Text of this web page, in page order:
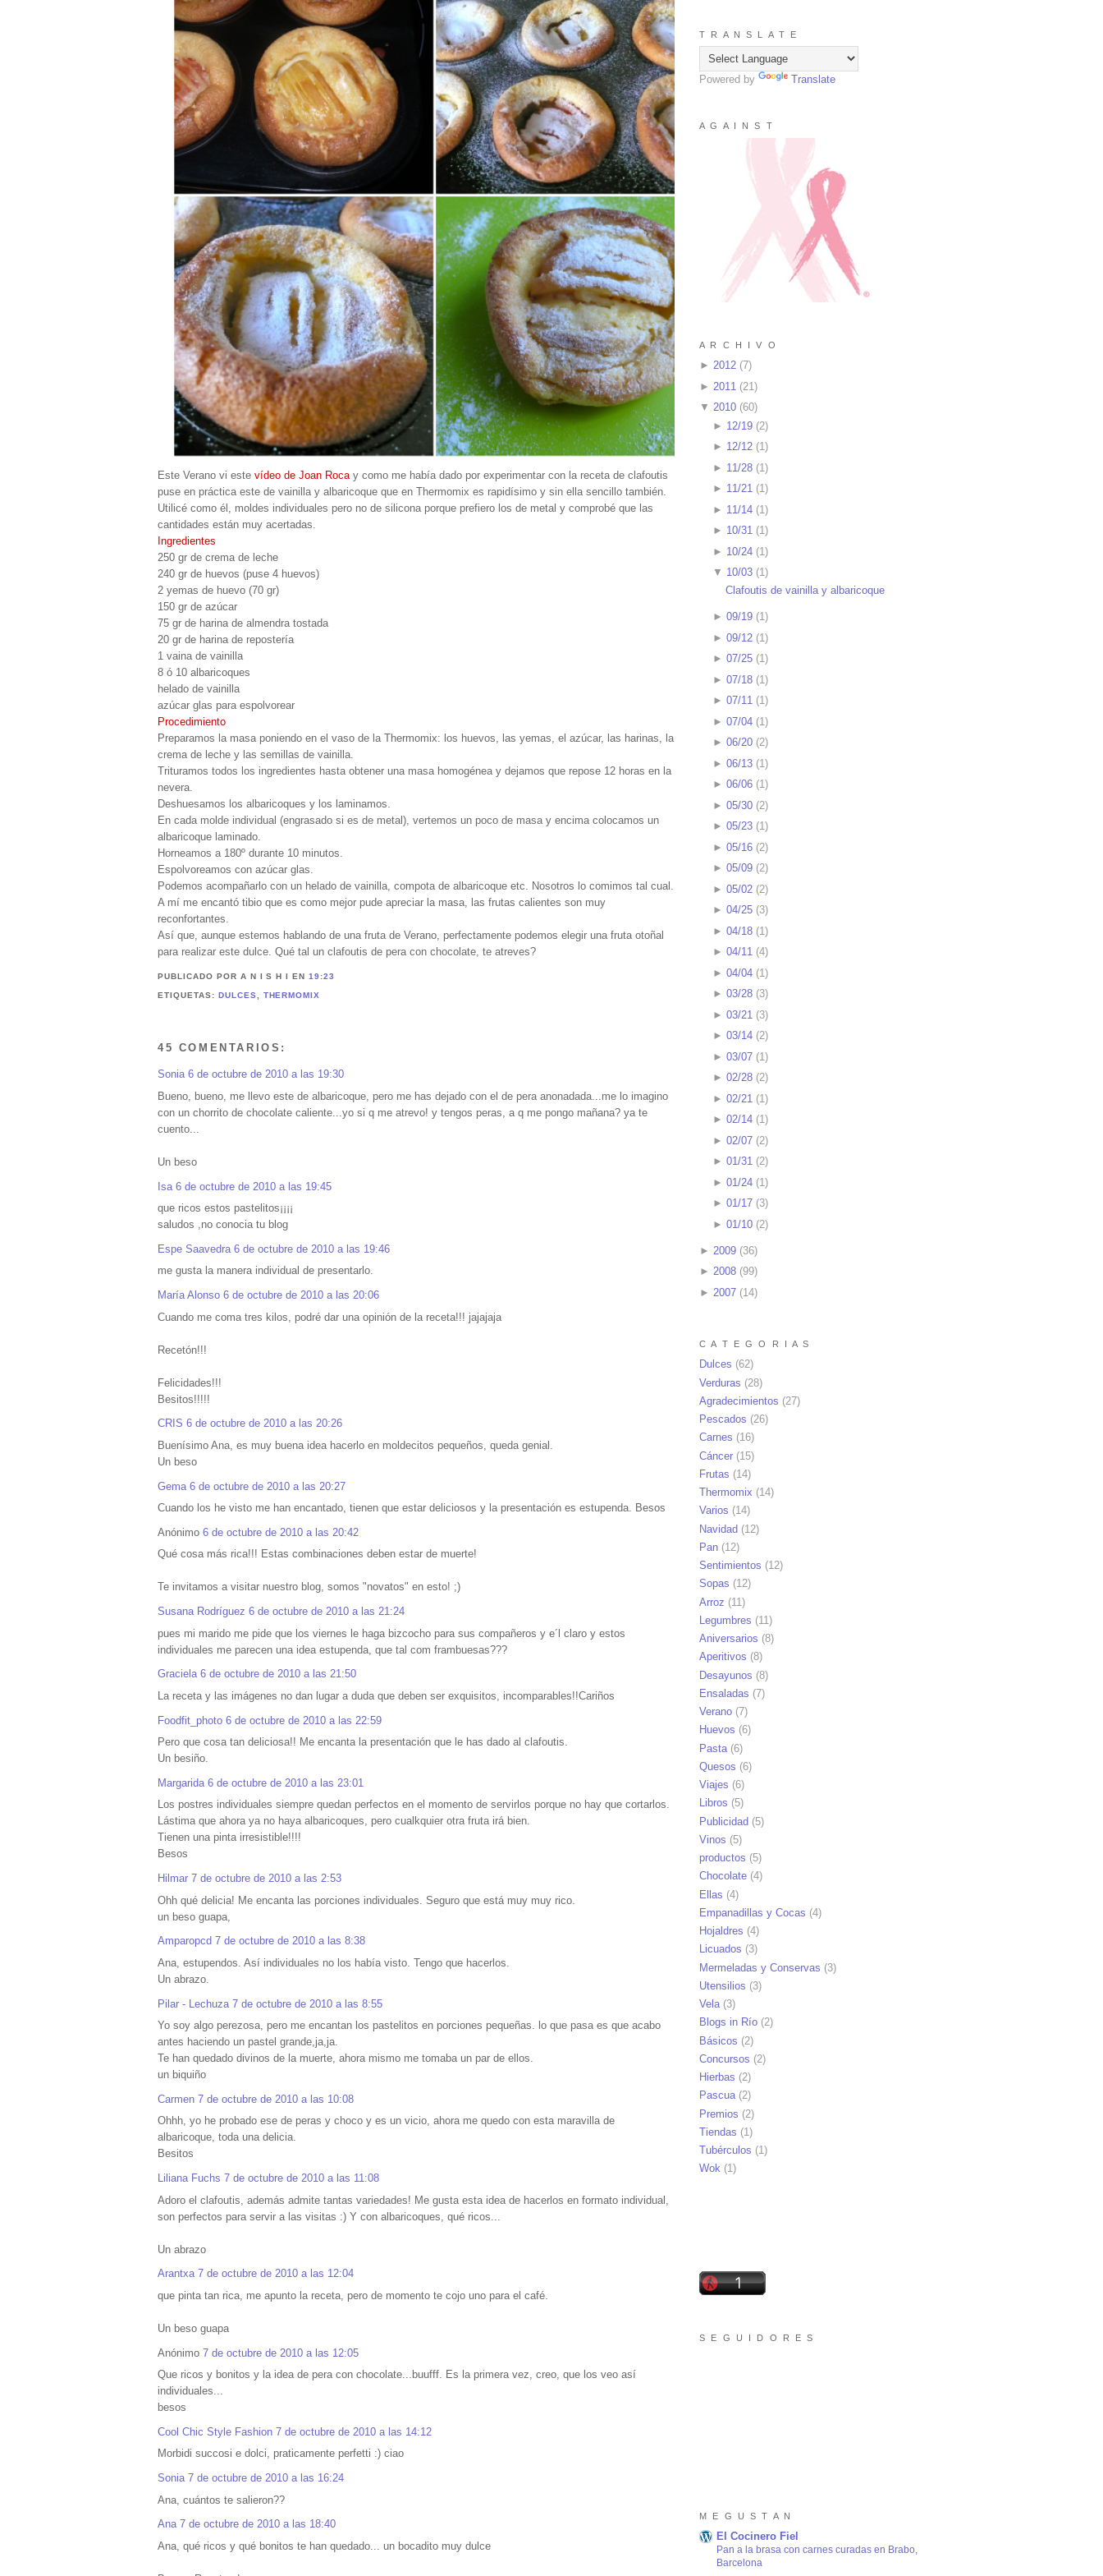
Este Verano vi este vídeo de Joan Roca y como me había dado por experimentar con la receta de clafoutis
puse en práctica este de vainilla y albaricoque que en Thermomix es rapidísimo y sin ella sencillo también.
Utilicé como él, moldes individuales pero no de silicona porque prefiero los de metal y comprobé que las
cantidades están muy acertadas.
Ingredientes
250 gr de crema de leche
240 gr de huevos (puse 4 huevos)
2 yemas de huevo (70 gr)
150 gr de azúcar
75 gr de harina de almendra tostada
20 gr de harina de repostería
1 vaina de vainilla
8 ó 10 albaricoques
helado de vainilla
azúcar glas para espolvorear
Procedimiento
Preparamos la masa poniendo en el vaso de la Thermomix: los huevos, las yemas, el azúcar, las harinas, la
crema de leche y las semillas de vainilla.
Trituramos todos los ingredientes hasta obtener una masa homogénea y dejamos que repose 12 horas en la
nevera.
Deshuesamos los albaricoques y los laminamos.
En cada molde individual (engrasado si es de metal), vertemos un poco de masa y encima colocamos un
albaricoque laminado.
Horneamos a 180º durante 10 minutos.
Espolvoreamos con azúcar glas.
Podemos acompañarlo con un helado de vainilla, compota de albaricoque etc. Nosotros lo comimos tal cual.
A mí me encantó tibio que es como mejor pude apreciar la masa, las frutas calientes son muy
reconfortantes.
Así que, aunque estemos hablando de una fruta de Verano, perfectamente podemos elegir una fruta otoñal
para realizar este dulce. Qué tal un clafoutis de pera con chocolate, te atreves?
PUBLICADO POR A N I S H IEN19:23
ETIQUETAS: DULCES THERMOMIX
45 COMENTARIOS:
Sonia 6 de octubre de 2010 a las 19:30
Bueno, bueno, me llevo este de albaricoque, pero me has dejado con el de pera anonadada...me lo imagino
con un chorrito de chocolate caliente...yo si q me atrevo! y tengos peras, a q me pongo mañana? ya te
cuento...
Un beso
Isa 6 de octubre de 2010 a las 19:45
que ricos estos pastelitos¡¡¡¡
saludos ,no conocia tu blog
Espe Saavedra 6 de octubre de 2010 a las 19:46
me gusta la manera individual de presentarlo.
María Alonso 6 de octubre de 2010 a las 20:06
Cuando me coma tres kilos, podré dar una opinión de la receta!!! jajajaja
Recetón!!!
Felicidades!!!
Besitos!!!!!
CRIS 6 de octubre de 2010 a las 20:26
Buenísimo Ana, es muy buena idea hacerlo en moldecitos pequeños, queda genial.
Un beso
Gema 6 de octubre de 2010 a las 20:27
Cuando los he visto me han encantado, tienen que estar deliciosos y la presentación es estupenda. Besos
Anónimo 6 de octubre de 2010 a las 20:42
Qué cosa más rica!!! Estas combinaciones deben estar de muerte!
Te invitamos a visitar nuestro blog, somos "novatos" en esto! ;)
Susana Rodríguez 6 de octubre de 2010 a las 21:24
pues mi marido me pide que los viernes le haga bizcocho para sus compañeros y e´l claro y estos
individuales me parecen una idea estupenda, que tal com frambuesas???
Graciela 6 de octubre de 2010 a las 21:50
La receta y las imágenes no dan lugar a duda que deben ser exquisitos, incomparables!!Cariños
Foodfit_photo 6 de octubre de 2010 a las 22:59
Pero que cosa tan deliciosa!! Me encanta la presentación que le has dado al clafoutis.
Un besiño.
Margarida 6 de octubre de 2010 a las 23:01
Los postres individuales siempre quedan perfectos en el momento de servirlos porque no hay que cortarlos.
Lástima que ahora ya no haya albaricoques, pero cualkquier otra fruta irá bien.
Tienen una pinta irresistible!!!!
Besos
Hilmar 7 de octubre de 2010 a las 2:53
Ohh qué delicia! Me encanta las porciones individuales. Seguro que está muy muy rico.
un beso guapa,
Amparopcd 7 de octubre de 2010 a las 8:38
Ana, estupendos. Así individuales no los había visto. Tengo que hacerlos.
Un abrazo.
Pilar - Lechuza 7 de octubre de 2010 a las 8:55
Yo soy algo perezosa, pero me encantan los pastelitos en porciones pequeñas. lo que pasa es que acabo
antes haciendo un pastel grande,ja,ja.
Te han quedado divinos de la muerte, ahora mismo me tomaba un par de ellos.
un biquiño
Carmen 7 de octubre de 2010 a las 10:08
Ohhh, yo he probado ese de peras y choco y es un vicio, ahora me quedo con esta maravilla de
albaricoque, toda una delicia.
Besitos
Liliana Fuchs 7 de octubre de 2010 a las 11:08
Adoro el clafoutis, además admite tantas variedades! Me gusta esta idea de hacerlos en formato individual,
son perfectos para servir a las visitas :) Y con albaricoques, qué ricos...
Un abrazo
Arantxa 7 de octubre de 2010 a las 12:04
que pinta tan rica, me apunto la receta, pero de momento te cojo uno para el café.
Un beso guapa
Anónimo 7 de octubre de 2010 a las 12:05
Que ricos y bonitos y la idea de pera con chocolate...buufff. Es la primera vez, creo, que los veo así
individuales...
besos
Cool Chic Style Fashion 7 de octubre de 2010 a las 14:12
Morbidi succosi e dolci, praticamente perfetti :) ciao
Sonia 7 de octubre de 2010 a las 16:24
Ana, cuántos te salieron??
Ana 7 de octubre de 2010 a las 18:40
Ana, qué ricos y qué bonitos te han quedado... un bocadito muy dulce
T R A N S L A T E
Powered by Translate
A G A I N S T
A R C H I V O
► 2012 (7)
► 2011 (21 )
▼ 2010 (60)
► 12/19(2)
► 12/12(1)
► 11/28(1)
► 11/21(1)
► 11/14(1)
► 10/31(1)
► 10/24(1)
▼ 10/03(1)
Clafoutis de vainilla y albaricoque
► 09/19(1)
► 09/12(1 )
► 07/25(1)
► 07/18(1 )
► 07/11(1)
► 07/04(1 )
► 06/20(2)
► 06/13(1 )
► 06/06(1)
► 05/30(2)
► 05/23(1)
► 05/16(2)
► 05/09(2)
► 05/02(2)
► 04/25(3)
► 04/18(1 )
► 04/11(4)
► 04/04(1 )
► 03/28(3)
► 03/21 (3)
► 03/14(2)
► 03/07(1 )
► 02/28(2)
► 02/21 (1 )
► 02/14(1)
► 02/07(2)
► 01/31(2)
► 01/24(1 )
► 01/17(3)
► 01/10(2)
► 2009 (36)
► 2008 (99)
► 2007 (14)
C A T E G O R I A S
Dulces (62)
Verduras (28)
Agradecimientos (27)
Pescados (26)
Carnes (16)
Cáncer (15)
Frutas (14)
Thermomix (14)
Varios (14)
Navidad (12)
Pan (12)
Sentimientos (12)
Sopas (12)
Arroz (11)
Legumbres (11)
Aniversarios (8)
Aperitivos (8)
Desayunos (8)
Ensaladas (7)
Verano (7)
Huevos (6)
Pasta (6)
Quesos (6)
Viajes (6)
Libros (5)
Publicidad (5)
Vinos (5)
productos (5)
Chocolate (4)
Ellas (4)
Empanadillas y Cocas (4)
Hojaldres (4)
Licuados (3)
Mermeladas y Conservas (3)
Utensilios (3)
Vela(3)
Blogs in Río (2)
Básicos (2)
Concursos (2)
Hierbas (2)
Pascua(2)
Premios (2)
Tiendas (1)
Tubérculos (1)
Wok (1)
S E G U I D O R E S
M E G U S T A N
El Cocinero Fiel
Pan a la brasa con carnes curadas en Brabo,
Barcelona